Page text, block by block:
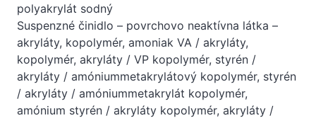
polyakrylát sodný
Suspenzné činidlo – povrchovo neaktívna látka –
akryláty, kopolymér, amoniak VA / akryláty,
kopolymér, akryláty / VP kopolymér, styrén /
akryláty / amóniummetakrylátový kopolymér, styrén
/ akryláty / amóniummetakrylát kopolymér,
amónium styrén / akryláty kopolymér, akryláty /